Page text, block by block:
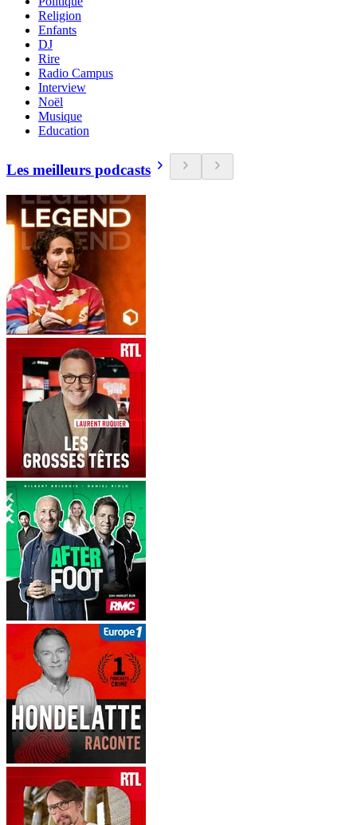
Religion
Enfants
DJ
Rire
Radio Campus
Interview
Noël
Musique
Education
Les meilleurs podcasts